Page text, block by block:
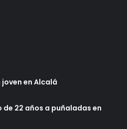
en Alcalá
22 años a puñaladas en